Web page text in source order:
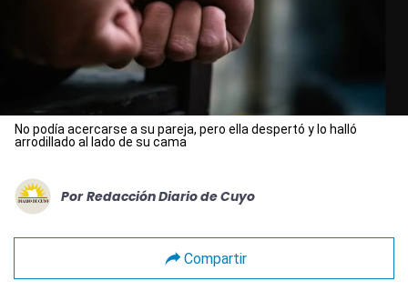
No podía acercarse a su pareja, pero ella despertó y lo halló
arrodillado al lado de su cama
Por Redacción Diario de Cuyo
Compartir